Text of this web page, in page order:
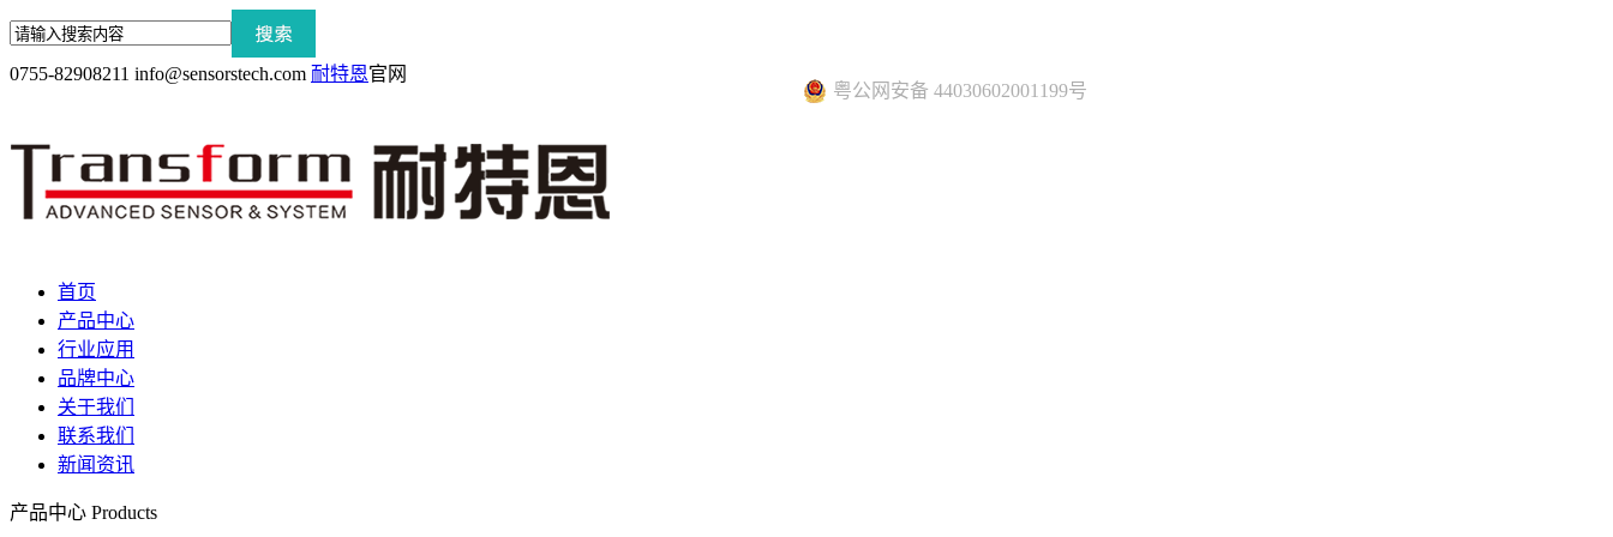
0755-82908211 info@sensorstech.com 耐特恩官网
首页
产品中心
行业应用
品牌中心
关于我们
联系我们
新闻资讯
产品中心 Products
粤公网安备 44030602001199号